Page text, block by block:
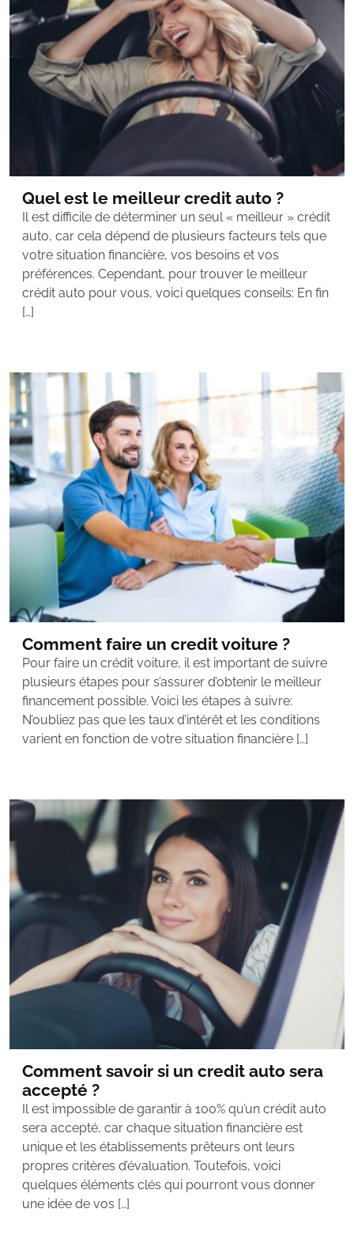
Quel est le meilleur credit auto ?
Il est difficile de déterminer un seul « meilleur » crédit
auto, car cela dépend de plusieurs facteurs tels que
votre situation financière, vos besoins et vos
préférences. Cependant, pour trouver le meilleur
crédit auto pour vous, voici quelques conseils: En fin
[…]
Comment faire un credit voiture ?
Pour faire un crédit voiture, il est important de suivre
plusieurs étapes pour s’assurer d’obtenir le meilleur
financement possible. Voici les étapes à suivre:
N’oubliez pas que les taux d’intérêt et les conditions
varient en fonction de votre situation financière […]
Comment savoir si un credit auto sera
accepté ?
Il est impossible de garantir à 100% qu’un crédit auto
sera accepté, car chaque situation financière est
unique et les établissements prêteurs ont leurs
propres critères d’évaluation. Toutefois, voici
quelques éléments clés qui pourront vous donner
une idée de vos […]